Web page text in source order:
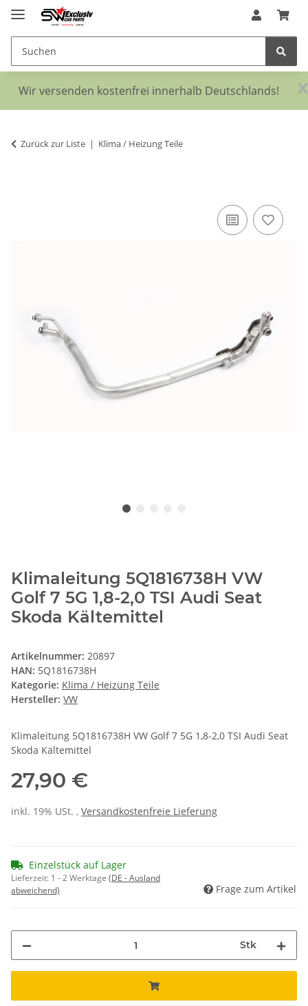
x
Wir versenden kostenfrei innerhalb Deutschlands!
Zurück zur Liste Klima / Heizung Teile
Klimaleitung 5Q1816738H VW
Golf 7 5G 1,8-2,0 TSI Audi Seat
Skoda Kältemittel
Artikelnummer: 20897
HAN: 5Q1816738H
Kategorie: Klima / Heizung Teile
Hersteller: VW
Klimaleitung 5Q1816738H VW Golf 7 5G 1,8-2,0 TSI Audi Seat
Skoda Kältemittel
27,90 €
inkl. 19% USt. , Versandkostenfreie Lieferung
Einzelstück auf Lager
Lieferzeit: 1 - 2 Werktage (DE - Ausland
abweichend)
Frage zum Artikel
Stk